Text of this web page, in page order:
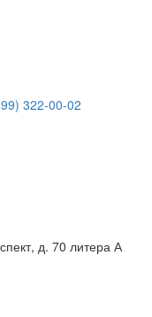
322-00-02
д. 70 литера А